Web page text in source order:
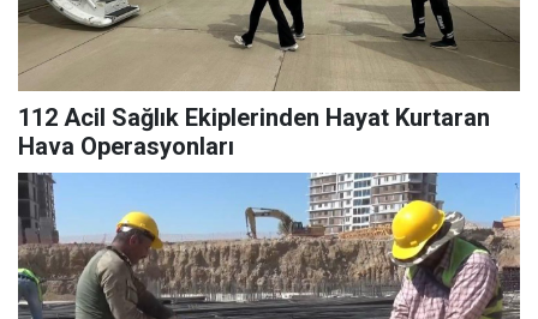
112 Acil Sağlık Ekiplerinden Hayat Kurtaran
Hava Operasyonları